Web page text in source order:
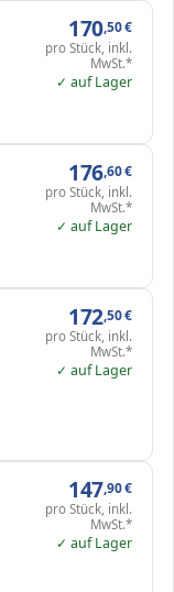
170,50€
pro Stück, inkl.
MwSt.*
✓ auf Lager
176,60€
pro Stück, inkl.
MwSt.*
✓ auf Lager
172,50€
pro Stück, inkl.
MwSt.*
✓ auf Lager
147,90€
pro Stück, inkl.
MwSt.*
✓ auf Lager